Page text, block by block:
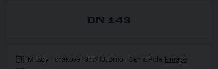
DN 143
Milady Horákové 1957/13, Brno - Černá Pole, k mapě